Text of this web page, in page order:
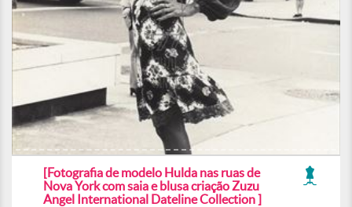
[Fotografia de modelo Hulda nas ruas de
Nova York com saia e blusa criação Zuzu
Angel International Dateline Collection ]